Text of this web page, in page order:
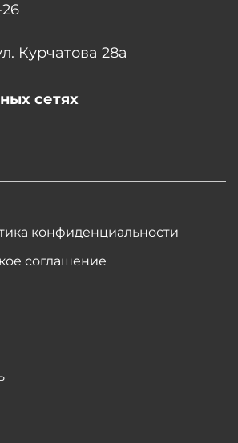
конфиденциальности
соглашение
Курчатова 28а
сетях